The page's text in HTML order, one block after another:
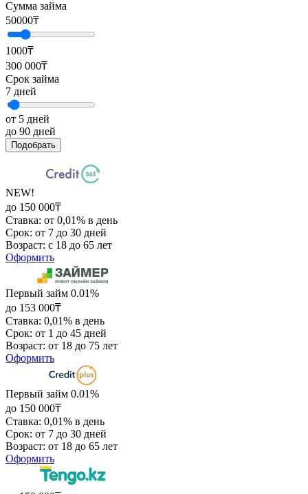
Сумма займа
50000₸
1000₸
300 000₸
Срок займа
7 дней
от 5 дней
до 90 дней
Подобрать
NEW!
до 150 000₸
Ставка: от 0,01% в день
Срок: от 7 до 30 дней
Возраст: с 18 до 65 лет
Оформить
Первый займ 0.01%
до 153 000₸
Ставка: 0,01% в день
Срок: от 1 до 45 дней
Возраст: от 18 до 75 лет
Оформить
Первый займ 0.01%
до 150 000₸
Ставка: 0,01% в день
Срок: от 7 до 30 дней
Возраст: от 18 до 65 лет
Оформить